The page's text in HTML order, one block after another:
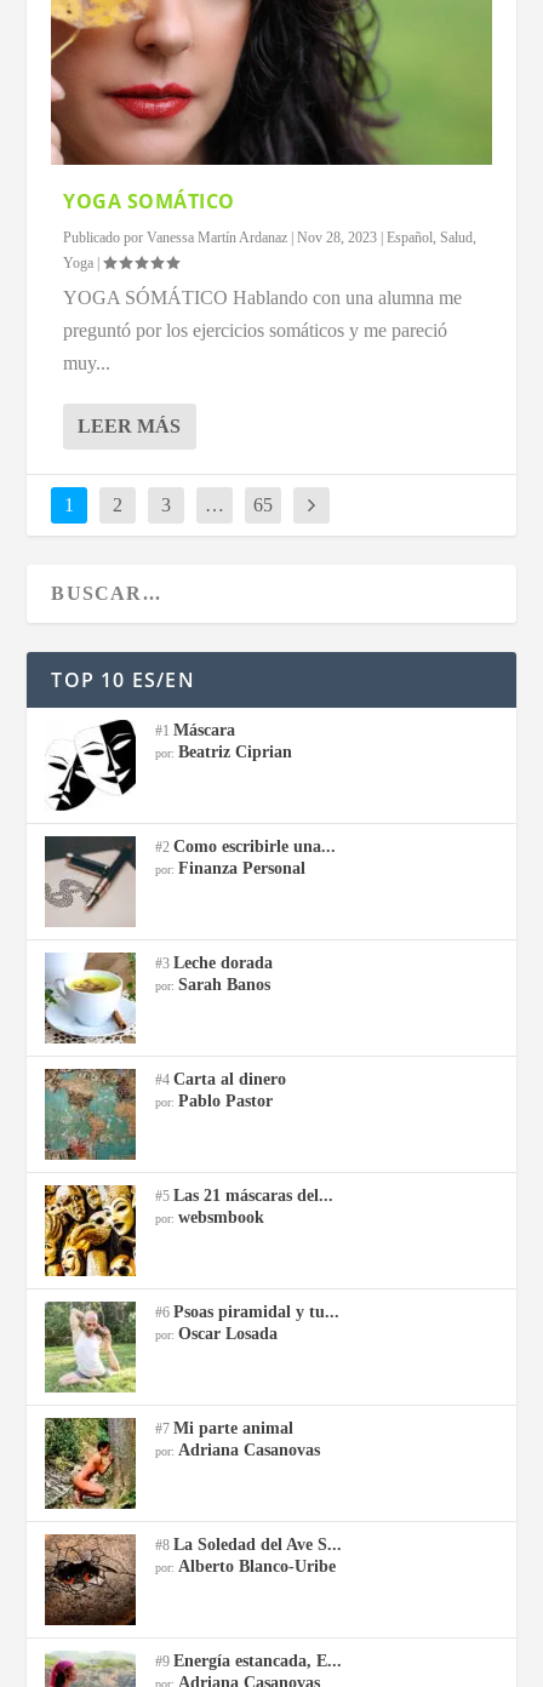
YOGA SOMÁTICO
Publicado porVanessa Martín Ardanaz |Nov 28, 2023 |Español,Salud,
Yoga |
YOGA SÓMÁTICO Hablando con una alumna me
preguntó por los ejercicios somáticos y me pareció
muy...
LEER MÁS
1 2 3 … 65
TOP 10 ES/EN
#1Máscara
por: Beatriz Ciprian
#2Como escribirle una...
por: Finanza Personal
#3Leche dorada
por:Sarah Banos
#4Carta al dinero
por: Pablo Pastor
#5Las 21 máscaras del...
por:websmbook
#6Psoas piramidal y tu...
por:Oscar Losada
#7Mi parte animal
por: Adriana Casanovas
#8La Soledad del Ave S...
por: Alberto Blanco-Uribe
#9Energía estancada, E...
por: Adriana Casanovas